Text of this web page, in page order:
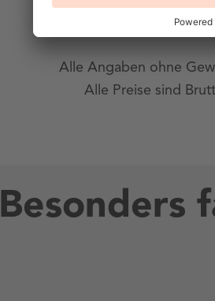
Alle Angaben ohne
Alle Preise sind
Besonders